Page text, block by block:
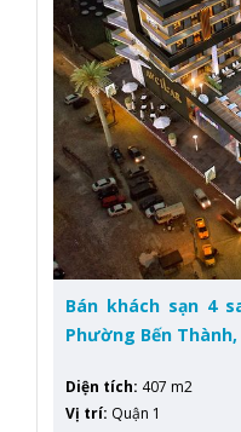
Bán khách sạn 4
Phường Bến Thành,
Diện tích: 407 m2
Vị trí: Quận 1